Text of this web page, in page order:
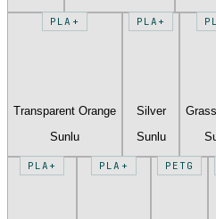
PLA+
Transparent Orange
Sunlu
PLA+
Silver
Sunlu
PLA+ PLA+ PETG